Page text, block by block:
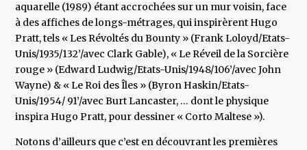
aquarelle (1989) étant accrochées sur un mur voisin, face
à des affiches de longs-métrages, qui inspirèrent Hugo
Pratt, tels « Les Révoltés du Bounty » (Frank Loloyd/Etats-
Unis/1935/132’/avec Clark Gable), « Le Réveil de la Sorcière
rouge » (Edward Ludwig/Etats-Unis/1948/106’/avec John
Wayne) & « Le Roi des Îles » (Byron Haskin/Etats-
Unis/1954/ 91’/avec Burt Lancaster, … dont le physique
inspira Hugo Pratt, pour dessiner « Corto Maltese »).
Notons d’ailleurs que c’est en découvrant les premières